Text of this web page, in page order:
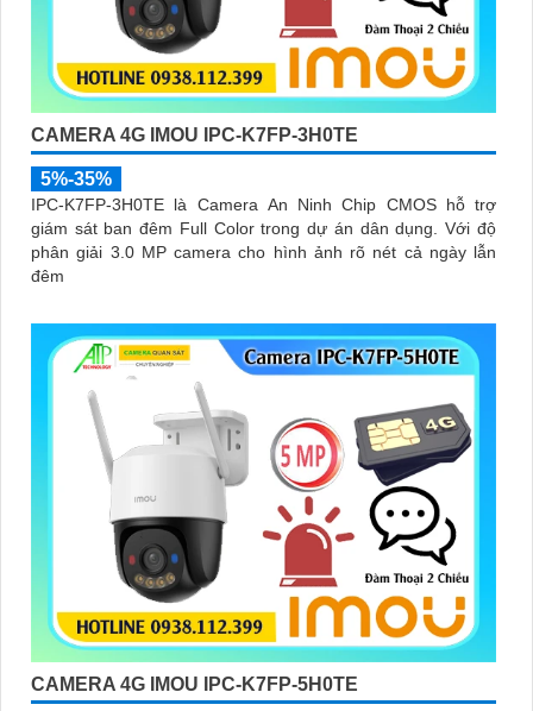
CAMERA 4G IMOU IPC-K7FP-3H0TE
5%-35%
IPC-K7FP-3H0TE là Camera An Ninh Chip CMOS hỗ trợ
giám sát ban đêm Full Color trong dự án dân dụng. Với độ
phân giải 3.0 MP camera cho hình ảnh rõ nét cả ngày lẫn
đêm
CAMERA 4G IMOU IPC-K7FP-5H0TE